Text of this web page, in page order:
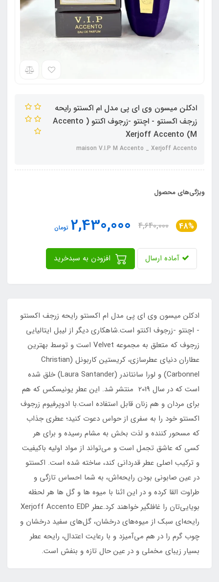
ادکلن میسون وی ای پی مدل ام اکسنتو رایحه
زرجف اکسنتو - اچنتو -زرجوف اکنتو ( Accento
M) Xerjoff Accento
maison V.I.P M Accento _ Xerjoff Accento
ویژگی‌های محصول
48%
4,640,000
2,430,000 تومان
آماده ارسال
ادکلن میسون وی ای پی مدل ام اکسنتو رایحه زرجف اکسنتو
- اچنتو -زرجوف اکنتو است.شاهکاری دیگر از لیبل ایتالیایی
زرجوف که متعلق به مجموعه Velvet است و توسط بهترین
عطاران دنیای عطرسازی، کریستین کاربونل (Christian
Carbonnel) و لورا سانتاندر (Laura Santander) خلق شده
است که در سال 2019 منتشر شد. این عطر یونیسکس که هم
برای مردان و هم زنان قابل استفاده است.با ادوپرفیوم زرجوف
اکسنتو خود را به سفری از حواس دعوت کنید؛ عطری جذاب
که مسحور کننده و لذت بخش به مشام رسیده و برای هر
کسی که عاشق تجمل است و می‌تواند از مواد اولیه باکیفیت
و ترکیب اصلی عطر قدردانی کند، ساخته شده است. اکسنتو
در عین صابونی بودن رایحه‌اش، به شما احساس تازگی و
طراوت القا کرده و در این اثنا با میوه ها و گل ها هر لحظه
بویایی‌تان را غافلگیر خواهند کرد.عطر Xerjoff Accento EDP
رایحه‌ای سبک از میوه‌های درخشان، گل‌های سفید درخشان و
چوب گرم را در هم می‌آمیزد و با رعایت اعتدال، رایحه عطر
بسیار زیبای مخملی و در عین حال تازه و بنفش است.